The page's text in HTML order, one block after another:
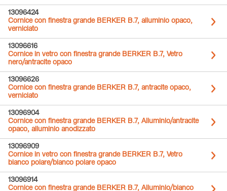
13096424
Cornice con finestra grande BERKER B.7, alluminio opaco,
verniciato
13096616
Cornice in vetro con finestra grande BERKER B.7, Vetro
nero/antracite opaco
13096626
Cornice con finestra grande BERKER B.7, antracite opaco,
verniciato
13096904
Cornice con finestra grande BERKER B.7, Alluminio/antracite
opaco, alluminio anodizzato
13096909
Cornice in vetro con finestra grande BERKER B.7, Vetro
bianco polare/bianco polare opaco
13096914
Cornice con finestra grande BERKER B.7, Alluminio/bianco